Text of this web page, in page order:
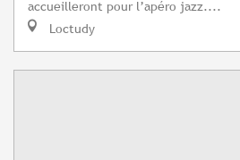
accueilleront pour l’apéro jazz....
Loctudy